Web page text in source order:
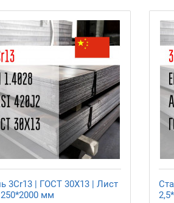
3Cr13 | ГОСТ 30Х13 | Лист
мм